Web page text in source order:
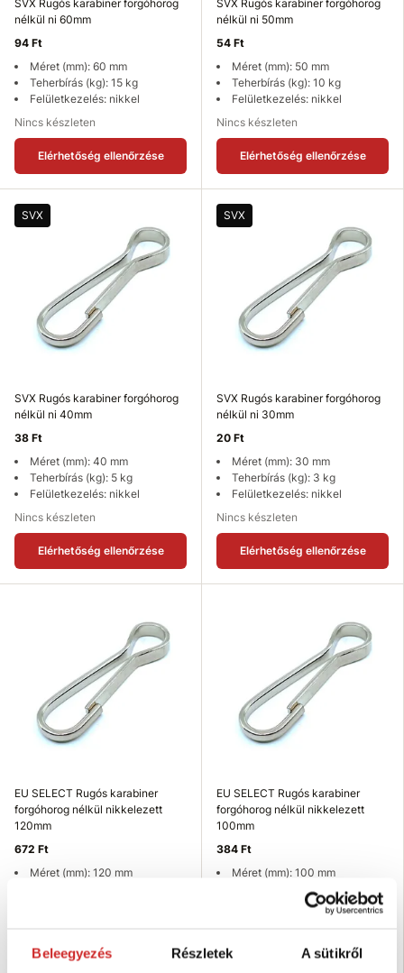
Beleegyezés Részletek A sütikről
SVX Rugós karabiner forgóhorog
nélkül ni 60mm
94 Ft
Méret (mm): 60 mm
Teherbírás (kg): 15 kg
Felületkezelés: nikkel
Nincs készleten
Elérhetőség ellenőrzése
SVX Rugós karabiner forgóhorog
nélkül ni 50mm
54 Ft
Méret (mm): 50 mm
Teherbírás (kg): 10 kg
Felületkezelés: nikkel
Nincs készleten
Elérhetőség ellenőrzése
SVX
SVX Rugós karabiner forgóhorog
nélkül ni 40mm
38 Ft
Méret (mm): 40 mm
Teherbírás (kg): 5 kg
Felületkezelés: nikkel
Nincs készleten
Elérhetőség ellenőrzése
SVX
SVX Rugós karabiner forgóhorog
nélkül ni 30mm
20 Ft
Méret (mm): 30 mm
Teherbírás (kg): 3 kg
Felületkezelés: nikkel
Nincs készleten
Elérhetőség ellenőrzése
EU SELECT Rugós karabiner
forgóhorog nélkül nikkelezett
120mm
672 Ft
Méret (mm): 120 mm
Kosárba
EU SELECT Rugós karabiner
forgóhorog nélkül nikkelezett
100mm
384 Ft
Méret (mm): 100 mm
Teherbírás (kg): 35 kg
Felületkezelés: nikkel
Kosárba